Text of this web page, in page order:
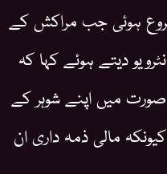
ہوئی جب مراکش کے
نے ”چینل 2“ کو انٹرویو دیتے ہوئے کہا کہ
میں اپنے شوہر کے
مالی ذمہ داری ان